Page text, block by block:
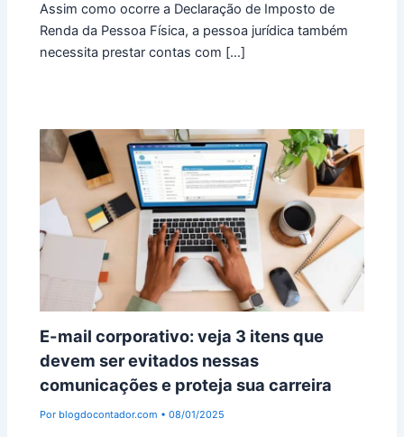
Assim como ocorre a Declaração de Imposto de
Renda da Pessoa Física, a pessoa jurídica também
necessita prestar contas com […]
E-mail corporativo: veja 3 itens que
devem ser evitados nessas
comunicações e proteja sua carreira
Por blogdocontador.com •08/01/2025